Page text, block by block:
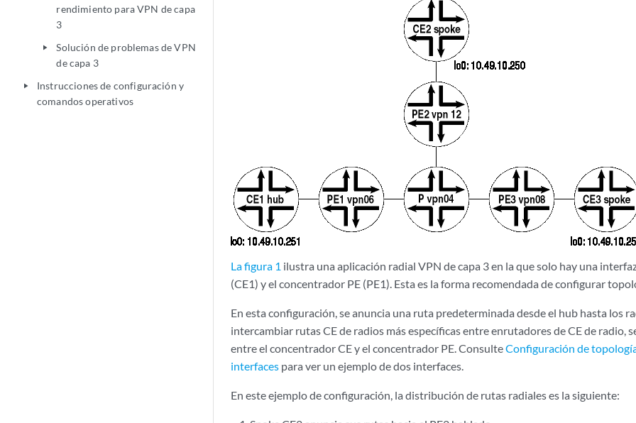
rendimiento para VPN de capa
3
play_arrow
Solución de problemas de VPN
de capa 3
play_arrow
Instrucciones de configuración y
comandos operativos
La figura 1 ilustra una aplicación radial VPN de capa 3 en la que solo hay una
(CE1) y el concentrador PE (PE1). Esta es la forma recomendada de configurar
En esta configuración, se anuncia una ruta predeterminada desde el hub hasta los
intercambiar rutas CE de radios más específicas entre enrutadores de CE de radio,
entre el concentrador CE y el concentrador PE. ConsulteConfiguración de
interfaces para ver un ejemplo de dos interfaces.
En este ejemplo de configuración, la distribución de rutas radiales es la siguiente: